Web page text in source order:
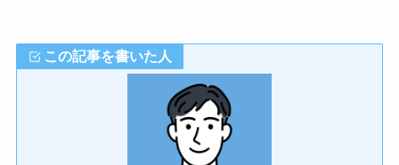
この記事を書いた人